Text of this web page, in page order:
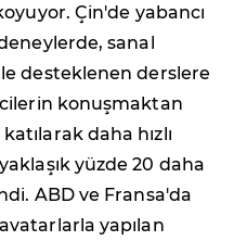
Çin'de yabancı
sanal
desteklenen derslere
konuşmaktan
daha hızlı
yüzde 20 daha
ABD ve Fransa'da
yapılan